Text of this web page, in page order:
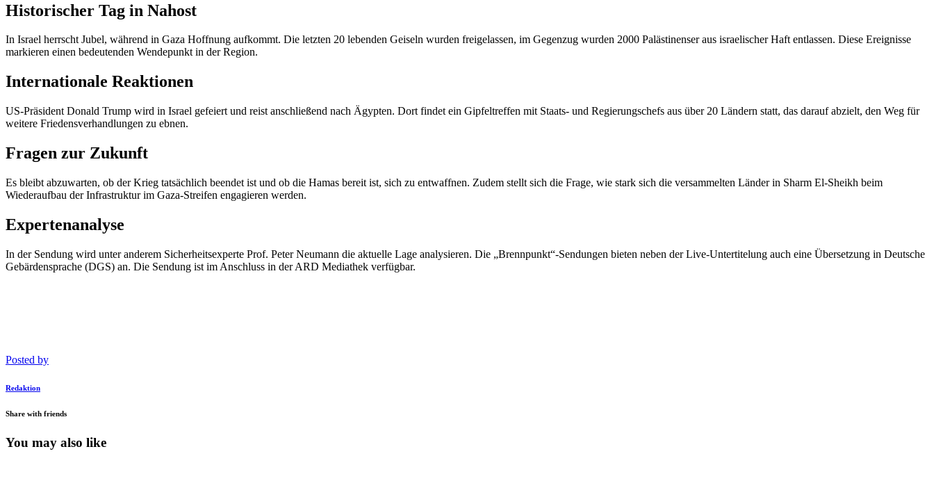
Historischer Tag in Nahost
In Israel herrscht Jubel, während in Gaza Hoffnung aufkommt. Die letzten 20 lebenden Geiseln wurden freigelassen, im Gegenzug wurden 2000 Palästinenser aus israelischer Haft entlassen. Diese Ereignisse
markieren einen bedeutenden Wendepunkt in der Region.
Internationale Reaktionen
US-Präsident Donald Trump wird in Israel gefeiert und reist anschließend nach Ägypten. Dort findet ein Gipfeltreffen mit Staats- und Regierungschefs aus über 20 Ländern statt, das darauf abzielt, den Weg für
weitere Friedensverhandlungen zu ebnen.
Fragen zur Zukunft
Es bleibt abzuwarten, ob der Krieg tatsächlich beendet ist und ob die Hamas bereit ist, sich zu entwaffnen. Zudem stellt sich die Frage, wie stark sich die versammelten Länder in Sharm El-Sheikh beim
Wiederaufbau der Infrastruktur im Gaza-Streifen engagieren werden.
Expertenanalyse
In der Sendung wird unter anderem Sicherheitsexperte Prof. Peter Neumann die aktuelle Lage analysieren. Die „Brennpunkt“-Sendungen bieten neben der Live-Untertitelung auch eine Übersetzung in Deutsche
Gebärdensprache (DGS) an. Die Sendung ist im Anschluss in der ARD Mediathek verfügbar.
Posted by
Redaktion
Share with friends
You may also like